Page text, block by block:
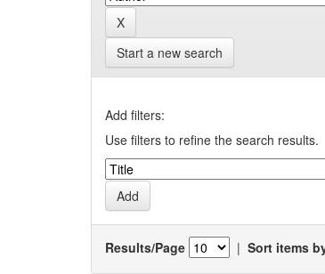
Start a new search
Add filters:
Use filters to refine the search results.
Results/Page | Sort items